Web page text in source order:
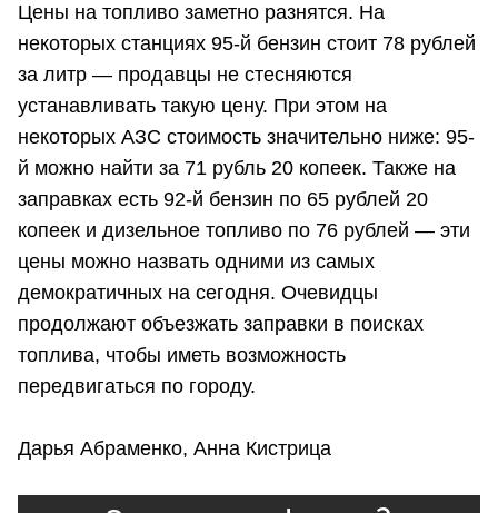
Цены на топливо заметно разнятся. На
некоторых станциях 95-й бензин стоит 78 рублей
за литр — продавцы не стесняются
устанавливать такую цену. При этом на
некоторых АЗС стоимость значительно ниже: 95-
й можно найти за 71 рубль 20 копеек. Также на
заправках есть 92-й бензин по 65 рублей 20
копеек и дизельное топливо по 76 рублей — эти
цены можно назвать одними из самых
демократичных на сегодня. Очевидцы
продолжают объезжать заправки в поисках
топлива, чтобы иметь возможность
передвигаться по городу.
Дарья Абраменко, Анна Кистрица